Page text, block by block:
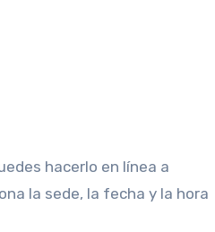
hacerlo en línea a
la sede, la fecha y la hora